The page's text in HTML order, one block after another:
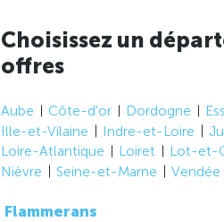
Choisissez un
offres
Aube Côte-d'or Dordogne
Ille-et-Vilaine
Indre-et-Loire
Loire-Atlantique
Loiret Lot-et-
Nièvre
Seine-et-Marne Vendée
Flammerans